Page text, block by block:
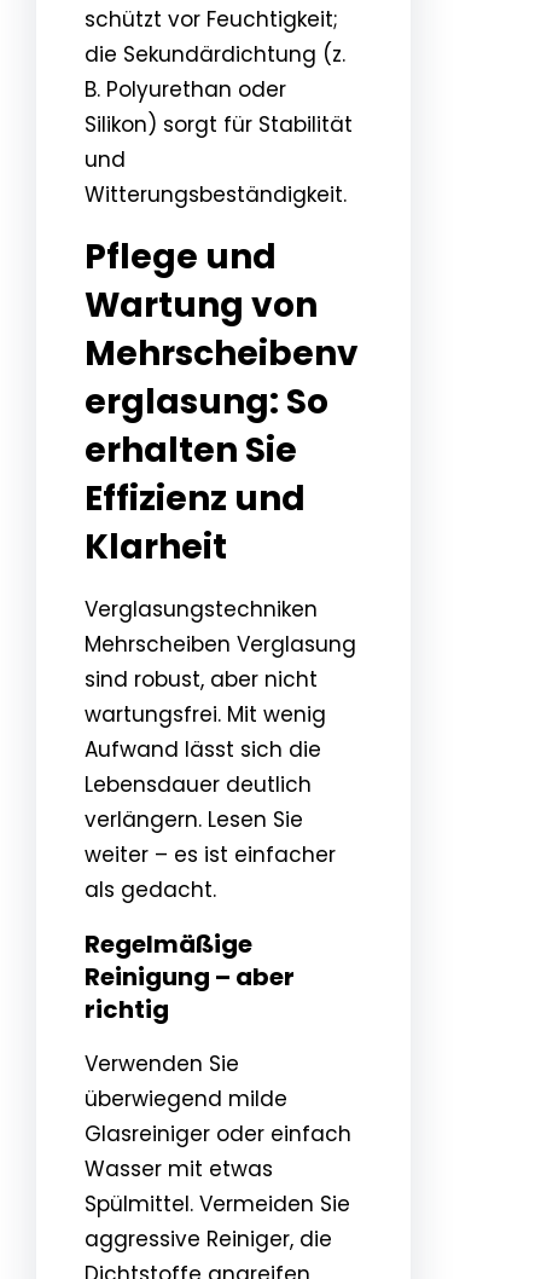
schützt vor Feuchtigkeit;
die Sekundärdichtung (z.
B. Polyurethan oder
Silikon) sorgt für Stabilität
und
Witterungsbeständigkeit.
Pflege und
Wartung von
Mehrscheibenv
erglasung: So
erhalten Sie
Effizienz und
Klarheit
Verglasungstechniken
Mehrscheiben Verglasung
sind robust, aber nicht
wartungsfrei. Mit wenig
Aufwand lässt sich die
Lebensdauer deutlich
verlängern. Lesen Sie
weiter – es ist einfacher
als gedacht.
Regelmäßige
Reinigung – aber
richtig
Verwenden Sie
überwiegend milde
Glasreiniger oder einfach
Wasser mit etwas
Spülmittel. Vermeiden Sie
aggressive Reiniger, die